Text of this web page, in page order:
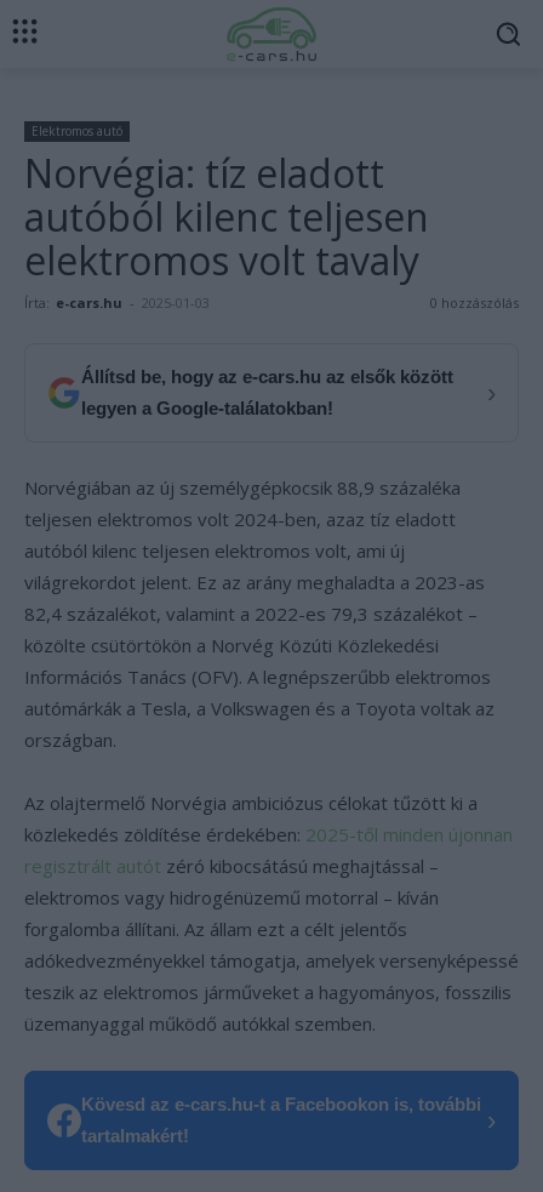
Elektromos autó
Norvégia: tíz eladott
autóból kilenc teljesen
elektromos volt tavaly
Írta: e-cars.hu - 2025-01-03 0 hozzászólás
Állítsd be, hogy az e-cars.hu az elsők között
legyen a Google-találatokban!
›
Norvégiában az új személygépkocsik 88,9 százaléka
teljesen elektromos volt 2024-ben, azaz tíz eladott
autóból kilenc teljesen elektromos volt, ami új
világrekordot jelent. Ez az arány meghaladta a 2023-as
82,4 százalékot, valamint a 2022-es 79,3 százalékot –
közölte csütörtökön a Norvég Közúti Közlekedési
Információs Tanács (OFV). A legnépszerűbb elektromos
autómárkák a Tesla, a Volkswagen és a Toyota voltak az
országban.
Az olajtermelő Norvégia ambiciózus célokat tűzött ki a
közlekedés zöldítése érdekében: 2025-től minden újonnan
regisztrált autót zéró kibocsátású meghajtással –
elektromos vagy hidrogénüzemű motorral – kíván
forgalomba állítani. Az állam ezt a célt jelentős
adókedvezményekkel támogatja, amelyek versenyképessé
teszik az elektromos járműveket a hagyományos, fosszilis
üzemanyaggal működő autókkal szemben.
Kövesd az e-cars.hu-t a Facebookon is, további
tartalmakért!
›